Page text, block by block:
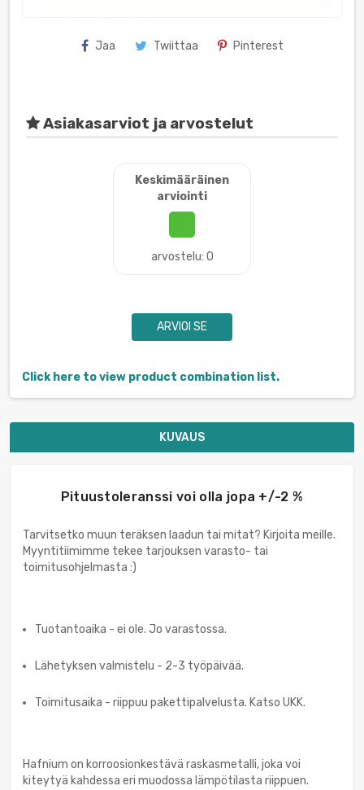
Jaa Twiittaa Pinterest
Asiakasarviot ja arvostelut
Keskimääräinen
arviointi
arvostelu: 0
ARVIOI SE
Click here to view product combination list.
KUVAUS
Pituustoleranssi voi olla jopa +/-2 %
Tarvitsetko muun teräksen laadun tai mitat? Kirjoita meille.
Myyntitiimimme tekee tarjouksen varasto- tai
toimitusohjelmasta :)
Tuotantoaika - ei ole. Jo varastossa.
Lähetyksen valmistelu - 2-3 työpäivää.
Toimitusaika - riippuu pakettipalvelusta. Katso UKK.
Hafnium on korroosionkestävä raskasmetalli, joka voi
kiteytyä kahdessa eri muodossa lämpötilasta riippuen.